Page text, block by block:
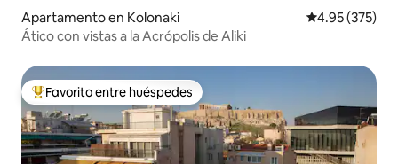
Apartamento en Kolonaki Calificación
4.95 (375)
Ático con vistas a la Acrópolis de Aliki
Favorito entre huéspedes preferido
Favorito entre huéspedes